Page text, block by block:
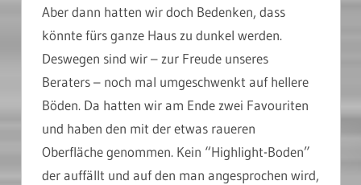
Aber dann hatten wir doch Bedenken, dass
könnte fürs ganze Haus zu dunkel werden.
Deswegen sind wir – zur Freude unseres
Beraters – noch mal umgeschwenkt auf hellere
Böden. Da hatten wir am Ende zwei Favouriten
und haben den mit der etwas raueren
Oberfläche genommen. Kein “Highlight-Boden”
der auffällt und auf den man angesprochen wird,